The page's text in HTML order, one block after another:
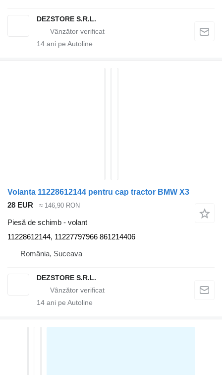
DEZSTORE S.R.L.
14 ani pe Autoline
Volanta 11228612144 pentru cap tractor BMW X3
28 EUR
≈ 146,90 RON
Piesă de schimb - volant
11228612144, 11227797966 861214406
România, Suceava
DEZSTORE S.R.L.
14 ani pe Autoline